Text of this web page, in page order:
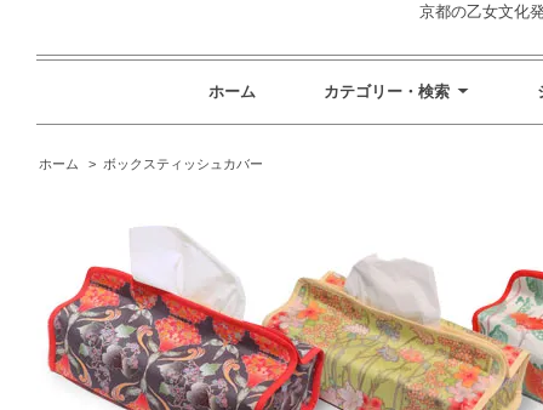
京都の乙女文化
ホーム カテゴリー・検索
ホーム > ボックスティッシュカバー